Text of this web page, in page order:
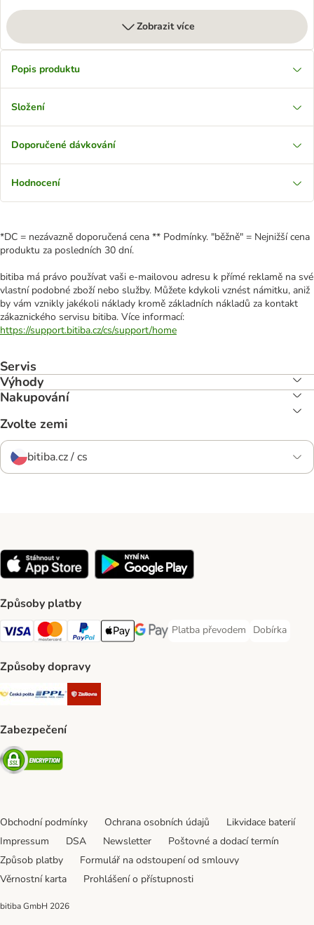
Zobrazit více
Popis produktu
Složení
Doporučené dávkování
Hodnocení
*DC = nezávazně doporučená cena ** Podmínky. "běžně" = Nejnižší cena
produktu za posledních 30 dní.
bitiba má právo používat vaši e-mailovou adresu k přímé reklamě na své
vlastní podobné zboží nebo služby. Můžete kdykoli vznést námitku, aniž
by vám vznikly jakékoli náklady kromě základních nákladů za kontakt
zákaznického servisu bitiba. Více informací:
https://support.bitiba.cz/cs/support/home
Servis
Výhody
Nakupování
Zvolte zemi
bitiba.cz / cs
Způsoby platby
Visa Payment Method
mastercard Payment Method
PayPal Payment Method
Apple pay Payment Method
Google Pay Payment Method
Platba převodem
Platba převodem Payment
Dobírka
Dobírka
Způsoby dopravy
Česká pošta Shipping Method
PPL Shipping Method
Zabezpečení
Security
Obchodní podmínky Ochrana osobních údajů
Likvidace baterií
Impressum
DSA Newsletter
Poštovné a dodací termín
Způsob platby
Formulář na odstoupení od smlouvy
Věrnostní karta
Prohlášení o přístupnosti
bitiba GmbH 2026